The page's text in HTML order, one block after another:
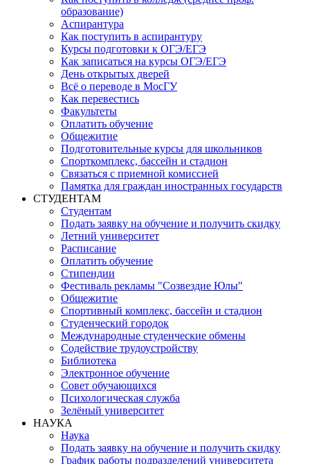
образование)
Аспирантура
Как поступить в аспирантуру
Курсы подготовки к ОГЭ/ЕГЭ
Как записаться на курсы ОГЭ/ЕГЭ
День открытых дверей
Всё о переводе в МосГУ
Как перевестись
Факультеты
Оплатить обучение
Общежитие
Подготовительные курсы для школьников
Спорткомплекс, бассейн и стадион
Связаться с приемной комиссией
Памятка для граждан иностранных государств
СТУДЕНТАМ
Студентам
Подать заявку на обучение и получить скидку
Летний университет
Расписание
Оплатить обучение
Стипендии
Фестиваль рекламы "Созвездие Юлы"
Общежитие
Спортивный комплекс, бассейн и стадион
Студенческий городок
Международные студенческие обмены
Содействие трудоустройству
Библиотека
Электронное обучение
Совет обучающихся
Психологическая служба
Зелёный университет
НАУКА
Наука
Подать заявку на обучение и получить скидку
График работы подразделений университета